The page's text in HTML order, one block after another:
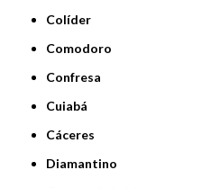
Colíder
Comodoro
Confresa
Cuiabá
Cáceres
Diamantino